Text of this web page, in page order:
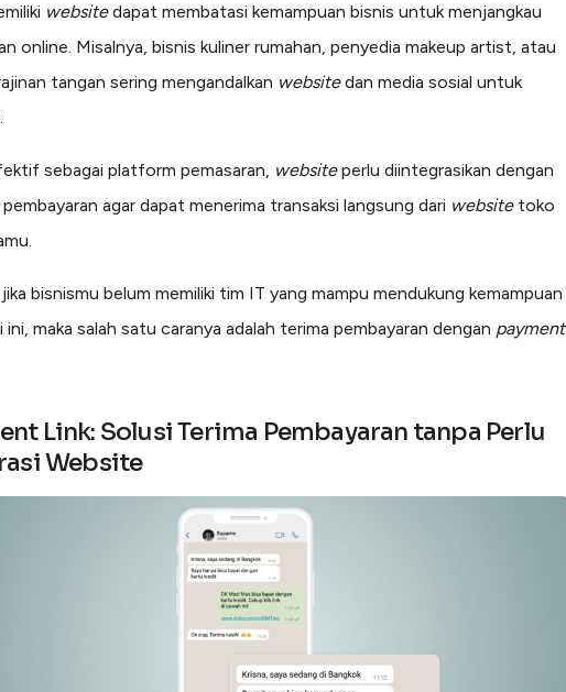
websitedapat membatasi kemampuan bisnis untuk menjangkau
online. Misalnya, bisnis kuliner rumahan, penyedia makeup artist, atau
tangan sering mengandalkan websitedan media sosial untuk
sebagai platform pemasaran, websiteperlu diintegrasikan dengan
agar dapat menerima transaksi langsung dari websitetoko
bisnismu belum memiliki tim IT yang mampu mendukung kemampuan
ini, maka salah satu caranya adalah terima pembayaran dengan payment
Link: Solusi Terima Pembayaran tanpa Perlu
Website